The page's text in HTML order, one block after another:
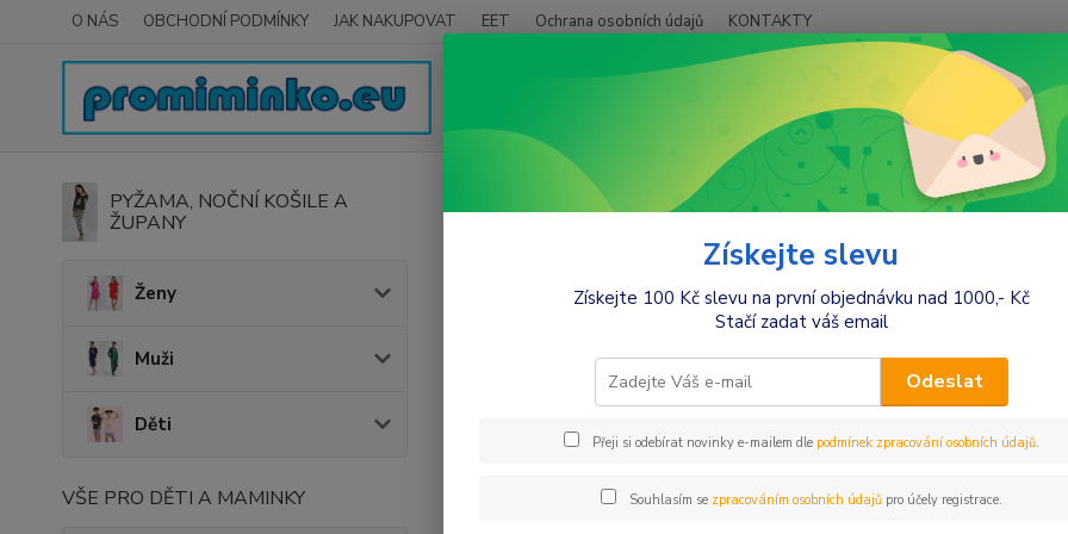
O NÁS OBCHODNÍ PODMÍNKY JAK NAKUPOVAT EET Ochrana osobních údajů KONTAKTY
PYŽAMA, NOČNÍ KOŠILE A
ŽUPANY
Ženy
Muži
Děti
VŠE PRO DĚTI A MAMINKY
Móda pro maminky Sukně,šaty Šaty Be MaaMaa Těhotenské
Be MaaMaa Těhotenské šaty/
vel.
cm.
zadu
Získejte slevu
Získejte 100 Kč slevu na první objednávku nad 1000,- Kč
Stačí zadat váš email
Odeslat
Přeji si odebírat novinky e-mailem dle podmínek zpracování osobních údajů.
Souhlasím se zpracováním osobních údajůpro účely registrace.